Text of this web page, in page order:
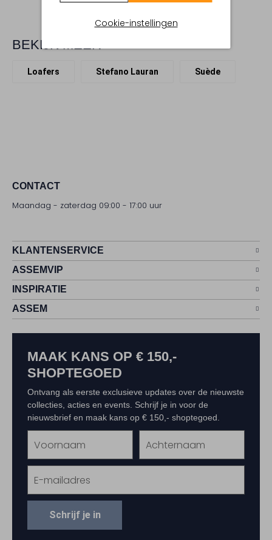
Cookie-instellingen
BEKIJK MEER
Loafers Stefano Lauran Suède
CONTACT
Maandag - zaterdag 09:00 - 17:00 uur
KLANTENSERVICE
ASSEMVIP
INSPIRATIE
ASSEM
MAAK KANS OP € 150,-
SHOPTEGOED
Ontvang als eerste exclusieve updates over de nieuwste
collecties, acties en events. Schrijf je in voor de
nieuwsbrief en maak kans op € 150,- shoptegoed.
Schrijf je in